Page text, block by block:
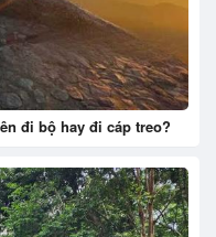
đi bộ hay đi cáp treo?